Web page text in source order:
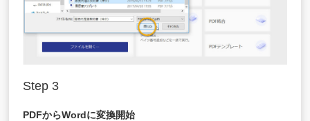
Step 3
PDFからWordに変換開始